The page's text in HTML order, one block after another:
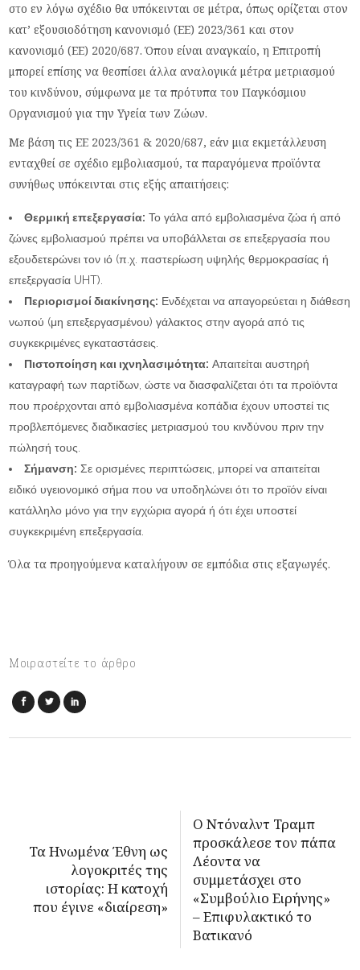
στο εν λόγω σχέδιο θα υπόκεινται σε μέτρα, όπως ορίζεται στον
κατ’ εξουσιοδότηση κανονισμό (ΕΕ) 2023/361 και στον
κανονισμό (ΕΕ) 2020/687. Όπου είναι αναγκαίο, η Επιτροπή
μπορεί επίσης να θεσπίσει άλλα αναλογικά μέτρα μετριασμού
του κινδύνου, σύμφωνα με τα πρότυπα του Παγκόσμιου
Οργανισμού για την Υγεία των Ζώων.
Με βάση τις ΕΕ 2023/361 & 2020/687, εάν μια εκμετάλλευση
ενταχθεί σε σχέδιο εμβολιασμού, τα παραγόμενα προϊόντα
συνήθως υπόκεινται στις εξής απαιτήσεις:
Θερμική επεξεργασία: Το γάλα από εμβολιασμένα ζώα ή από
ζώνες εμβολιασμού πρέπει να υποβάλλεται σε επεξεργασία που
εξουδετερώνει τον ιό (π.χ. παστερίωση υψηλής θερμοκρασίας ή
επεξεργασία UHT).
Περιορισμοί διακίνησης: Ενδέχεται να απαγορεύεται η διάθεση
νωπού (μη επεξεργασμένου) γάλακτος στην αγορά από τις
συγκεκριμένες εγκαταστάσεις.
Πιστοποίηση και ιχνηλασιμότητα: Απαιτείται αυστηρή
καταγραφή των παρτίδων, ώστε να διασφαλίζεται ότι τα προϊόντα
που προέρχονται από εμβολιασμένα κοπάδια έχουν υποστεί τις
προβλεπόμενες διαδικασίες μετριασμού του κινδύνου πριν την
πώλησή τους.
Σήμανση: Σε ορισμένες περιπτώσεις, μπορεί να απαιτείται
ειδικό υγειονομικό σήμα που να υποδηλώνει ότι το προϊόν είναι
κατάλληλο μόνο για την εγχώρια αγορά ή ότι έχει υποστεί
συγκεκριμένη επεξεργασία.
Όλα τα προηγούμενα καταλήγουν σε εμπόδια στις εξαγωγές.
Μοιραστείτε το άρθρο
Τα Ηνωμένα Έθνη ως
λογοκριτές της
ιστορίας: Η κατοχή
που έγινε «διαίρεση»
Ο Ντόναλντ Τραμπ
προσκάλεσε τον πάπα
Λέοντα να
συμμετάσχει στο
«Συμβούλιο Ειρήνης»
– Επιφυλακτικό το
Βατικανό